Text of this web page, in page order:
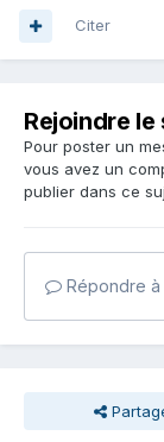
Citer
Rejoindre
Pour poster un
vous avez un
publier dans ce
Répondre